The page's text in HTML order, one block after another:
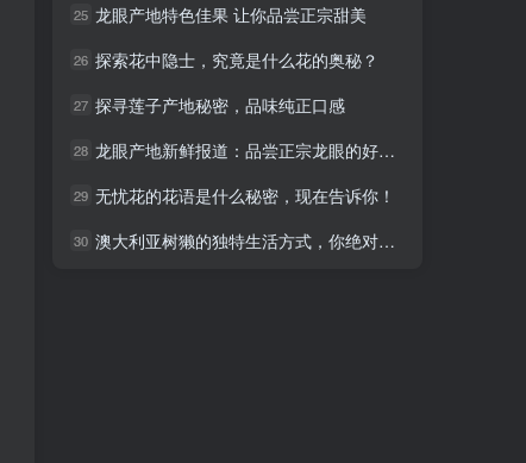
25 龙眼产地特色佳果 让你品尝正宗甜美
26 探索花中隐士，究竟是什么花的奥秘？
27 探寻莲子产地秘密，品味纯正口感
28 龙眼产地新鲜报道：品尝正宗龙眼的好时机！
29 无忧花的花语是什么秘密，现在告诉你！
30 澳大利亚树獭的独特生活方式，你绝对想不到！
25 龙眼产地特色佳果 让你品尝正宗甜美
26 探索花中隐士，究竟是什么花的奥秘？
27 探寻莲子产地秘密，品味纯正口感
28 龙眼产地新鲜报道：品尝正宗龙眼的好时机！
29 无忧花的花语是什么秘密，现在告诉你！
30 澳大利亚树獭的独特生活方式，你绝对想不到！